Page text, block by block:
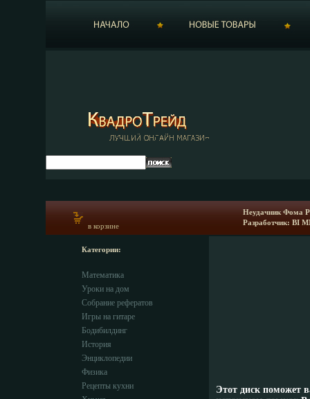
в корзине
Неудачник Фома
Разработчик: BI
Категории:
Математика
Уроки на дом
Собрание рефератов
Игры на гитаре
Бодибилдинг
История
Энциклопедии
Физика
Рецепты кухни
Этот диск поможет